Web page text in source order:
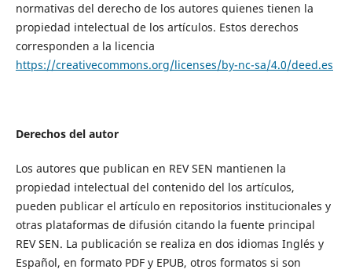
normativas del derecho de los autores quienes tienen la
propiedad intelectual de los artículos. Estos derechos
corresponden a la licencia
https://creativecommons.org/licenses/by-nc-sa/4.0/deed.es
Derechos del autor
Los autores que publican en REV SEN mantienen la
propiedad intelectual del contenido del los artículos,
pueden publicar el artículo en repositorios institucionales y
otras plataformas de difusión citando la fuente principal
REV SEN. La publicación se realiza en dos idiomas Inglés y
Español, en formato PDF y EPUB, otros formatos si son